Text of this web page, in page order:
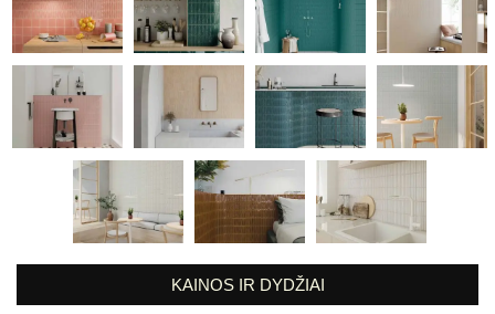
KAINOS IR DYDŽIAI